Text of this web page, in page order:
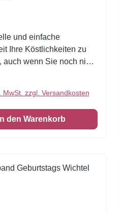
und einfache
Ihre Köstlichkeiten zu
auch wenn Sie noch nie
Tortenumrandung
= 3 Stück Zuckerfolie
Preis:
MwSt. zzgl. Versandkosten
In den Warenkorb